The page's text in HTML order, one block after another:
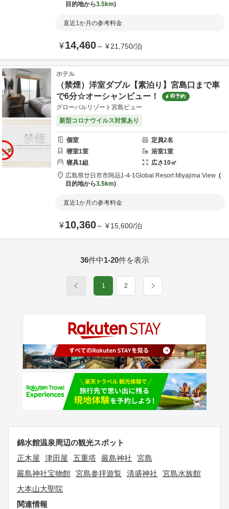
目的地から3.5km
直近1か月の参考料金
¥14,460～ ¥21,750/泊
ホテル
（禁煙）洋室ダブル【素泊り】宮島口まで車
で6分☆オーシャンビュー！
即予約
グローバルリゾート宮島ビュー
新型コロナウイルス対策あり
個室 定員2名
寝室1室 浴室1室
寝具1組 広さ10㎡
広島県廿日市市阿品1-4-1Global Resort Miyajima View
目的地から3.5km
直近1か月の参考料金
¥10,360～ ¥15,600/泊
36件中1-20件を表示
1 2
錦水館温泉周辺の観光スポット
正木屋
津田屋 五重塔 嚴島神社
宮島
嚴島神社宝物館 宮島参拝遊覧 清盛神社
宮島水族館
大本山大聖院
関連情報